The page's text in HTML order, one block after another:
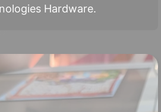
Hardware.